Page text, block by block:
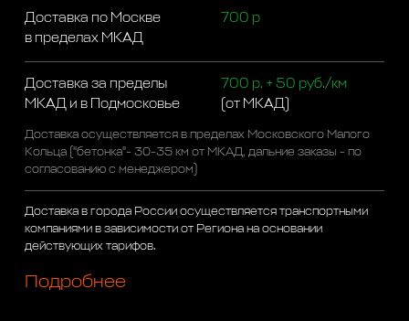
Доставка по Москве
в пределах МКАД
700 р
Доставка за пределы
МКАД и в Подмосковье
700 р. + 50 руб./км
(от МКАД)
Доставка осуществляется в пределах Московского Малого
Кольца ("бетонка"- 30-35 км от МКАД, дальние заказы - по
согласованию с менеджером)
Доставка в города России осуществляется транспортными
компаниями в зависимости от Региона на основании
действующих тарифов.
Подробнее